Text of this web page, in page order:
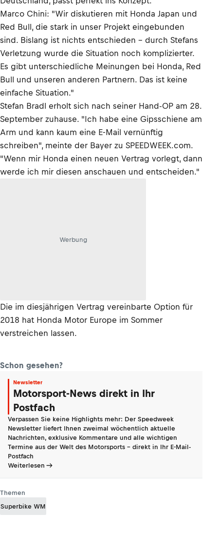
Marco Chini: "Wir diskutieren mit Honda Japan und
Red Bull, die stark in unser Projekt eingebunden
sind. Bislang ist nichts entschieden – durch Stefans
Verletzung wurde die Situation noch komplizierter.
Es gibt unterschiedliche Meinungen bei Honda, Red
Bull und unseren anderen Partnern. Das ist keine
einfache Situation."
Stefan Bradl erholt sich nach seiner Hand-OP am 28.
September zuhause. "Ich habe eine Gipsschiene am
Arm und kann kaum eine E-Mail vernünftig
schreiben", meinte der Bayer zu SPEEDWEEK.com.
"Wenn mir Honda einen neuen Vertrag vorlegt, dann
werde ich mir diesen anschauen und entscheiden."
Werbung
Die im diesjährigen Vertrag vereinbarte Option für
2018 hat Honda Motor Europe im Sommer
verstreichen lassen.
Schon gesehen?
Newsletter
Motorsport-News direkt in Ihr
Postfach
Verpassen Sie keine Highlights mehr: Der Speedweek
Newsletter liefert Ihnen zweimal wöchentlich aktuelle
Nachrichten, exklusive Kommentare und alle wichtigen
Termine aus der Welt des Motorsports - direkt in Ihr E-Mail-
Postfach
Weiterlesen
Themen
Superbike WM